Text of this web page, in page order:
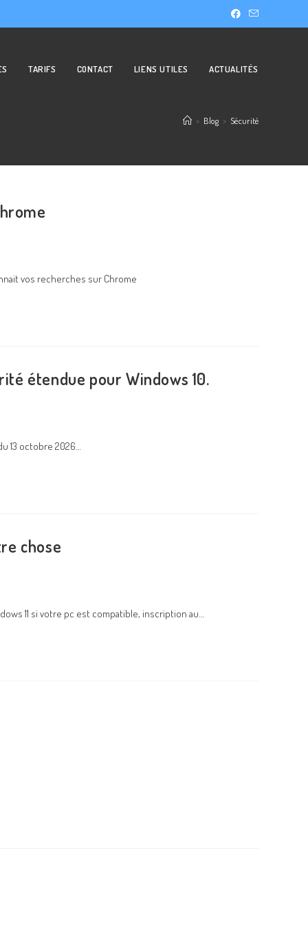
TARIFS CONTACT LIENS UTILES ACTUALITÉS
> Blog > Sécurité
vos recherches sur Chrome
étendue pour Windows 10.
13 octobre 2026…
chose
11 si votre pc est compatible, inscription au…